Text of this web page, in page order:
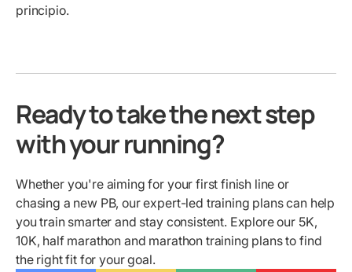
principio.
Ready to take the next step
with your running?
Whether you're aiming for your first finish line or
chasing a new PB, our expert-led training plans can help
you train smarter and stay consistent. Explore our 5K,
10K, half marathon and marathon training plans to find
the right fit for your goal.